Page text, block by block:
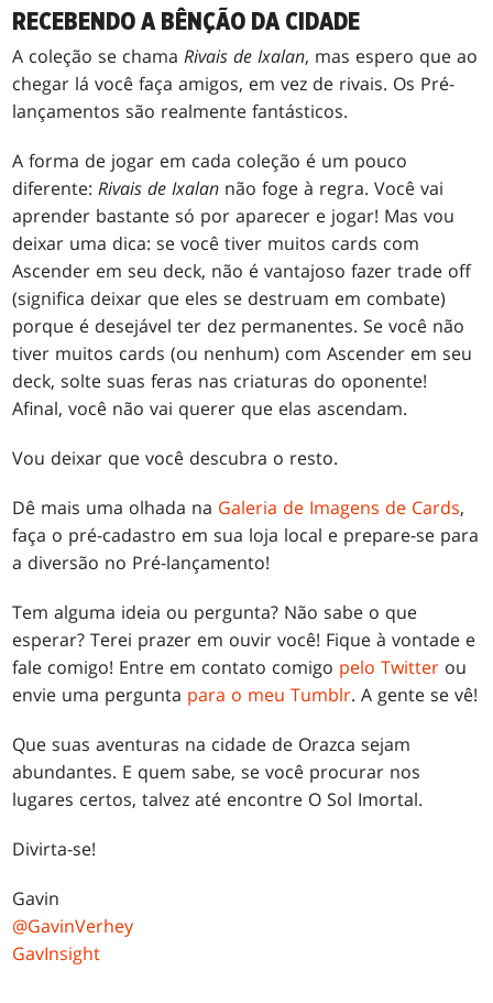
RECEBENDO A BÊNÇÃO DA CIDADE
A coleção se chamaRivais de Ixalan, mas espero que ao
chegar lá você faça amigos, em vez de rivais. Os Pré-
lançamentos são realmente fantásticos.
A forma de jogar em cada coleção é um pouco
diferente:Rivais de Ixalan não foge à regra. Você vai
aprender bastante só por aparecer e jogar! Mas vou
deixar uma dica: se você tiver muitos cards com
Ascender em seu deck, não é vantajoso fazer trade off
(significa deixar que eles se destruam em combate)
porque é desejável ter dez permanentes. Se você não
tiver muitos cards (ou nenhum) com Ascender em seu
deck, solte suas feras nas criaturas do oponente!
Afinal, você não vai querer que elas ascendam.
Vou deixar que você descubra o resto.
Dê mais uma olhada na Galeria de Imagens de Cards,
faça o pré-cadastro em sua loja local e prepare-se para
a diversão no Pré-lançamento!
Tem alguma ideia ou pergunta? Não sabe o que
esperar? Terei prazer em ouvir você! Fique à vontade e
fale comigo! Entre em contato comigo pelo Twitter ou
envie uma pergunta para o meu Tumblr. A gente se vê!
Que suas aventuras na cidade de Orazca sejam
abundantes. E quem sabe, se você procurar nos
lugares certos, talvez até encontre O Sol Imortal.
Divirta-se!
Gavin
@GavinVerhey
GavInsight